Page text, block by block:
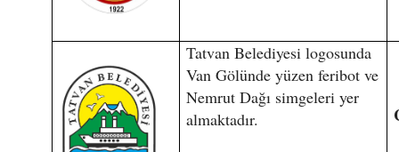
Tatvan Belediyesi logosunda
Van Gölünde yüzen feribot ve
Nemrut Dağı simgeleri yer
almaktadır.